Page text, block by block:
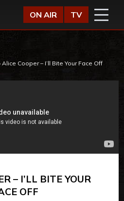
ON AIR TV
Alice Cooper – I’ll Bite Your Face Off
– I’LL BITE YOUR
OFF